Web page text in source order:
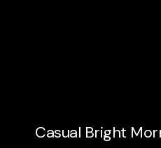
Casual Bright